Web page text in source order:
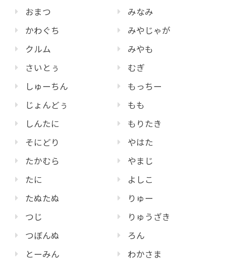
おまつ
かわぐち
クルム
さいとぅ
しゅーちん
じょんどぅ
しんたに
そにどり
たかむら
たに
たぬたぬ
つじ
つぼんぬ
とーみん
みなみ
みやじゃが
みやも
むぎ
もっちー
もも
もりたき
やはた
やまじ
よしこ
りゅー
りゅうざき
ろん
わかさま